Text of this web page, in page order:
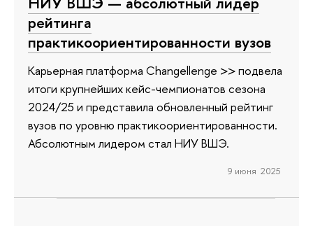
рейтинга
практикоориентированности вузов
Карьерная платформа Changellenge >> подвела
итоги крупнейших кейс-чемпионатов сезона
2024/25 и представила обновленный рейтинг
вузов по уровню практикоориентированности.
Абсолютным лидером стал НИУ ВШЭ.
9 июня 2025